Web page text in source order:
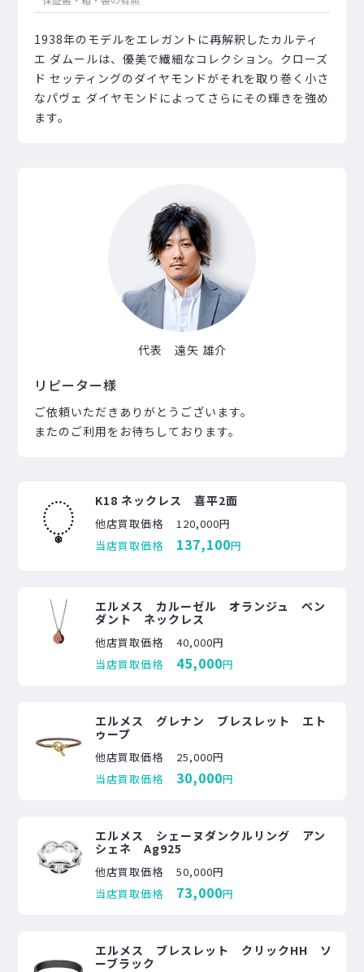
1938年のモデルをエレガントに再解釈したカルティ
エ ダムールは、優美で繊細なコレクション。クローズ
ド セッティングのダイヤモンドがそれを取り巻く小さ
なパヴェ ダイヤモンドによってさらにその輝きを強め
ます。
代表 遠矢 雄介
リピーター様
ご依頼いただきありがとうございます。
またのご利用をお待ちしております。
K18 ネックレス 喜平2面
他店買取価格
120,000円
当店買取価格
137,100円
エルメス カルーゼル オランジュ ペン
ダント ネックレス
他店買取価格
40,000円
当店買取価格
45,000円
エルメス グレナン ブレスレット エト
ゥープ
他店買取価格
25,000円
当店買取価格
30,000円
エルメス シェーヌダンクルリング アン
シェネ Ag925
他店買取価格
50,000円
当店買取価格
73,000円
エルメス ブレスレット クリックHH ソ
ーブラック